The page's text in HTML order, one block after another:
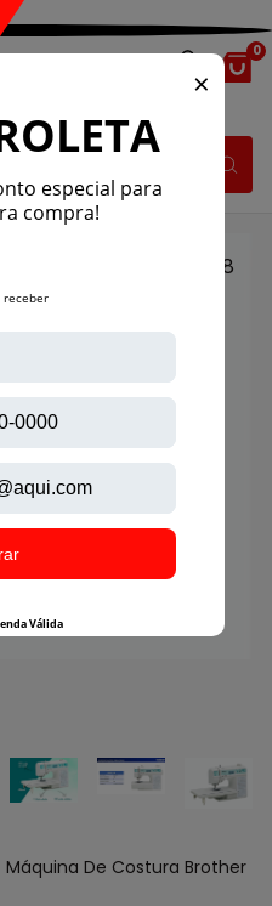
0
8
Máquina De Costura Brother